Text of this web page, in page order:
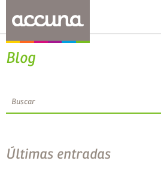
Blog
Últimas entradas